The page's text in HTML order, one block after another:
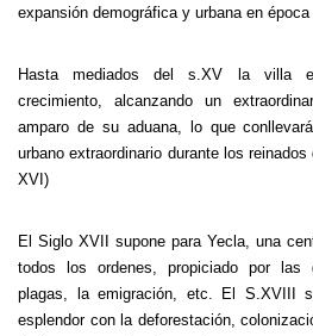
expansión demográfica y urbana en
Hasta mediados del s.XV la villa
crecimiento, alcanzando un
amparo de su aduana, lo que
urbano extraordinario durante los
XVI)
El Siglo XVII supone para Yecla, una
todos los ordenes, propiciado por las
plagas, la emigración, etc. El S.XVIII
esplendor con la deforestación,